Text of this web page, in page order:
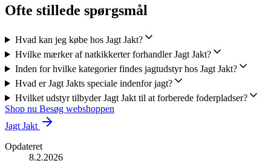
Ofte stillede spørgsmål
Hvad kan jeg købe hos Jagt Jakt?
Hvilke mærker af natkikkerter forhandler Jagt Jakt?
Inden for hvilke kategorier findes jagtudstyr hos Jagt Jakt?
Hvad er Jagt Jakts speciale indenfor jagt?
Hvilket udstyr tilbyder Jagt Jakt til at forberede foderpladser?
Shop nu Besøg webshoppen
Jagt Jakt
Opdateret
8.2.2026